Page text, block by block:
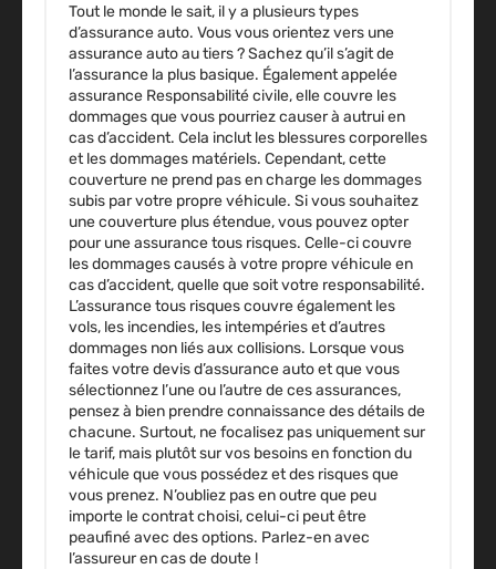
Tout le monde le sait, il y a plusieurs types
d’assurance auto. Vous vous orientez vers une
assurance auto au tiers ? Sachez qu’il s’agit de
l’assurance la plus basique. Également appelée
assurance Responsabilité civile, elle couvre les
dommages que vous pourriez causer à autrui en
cas d’accident. Cela inclut les blessures corporelles
et les dommages matériels. Cependant, cette
couverture ne prend pas en charge les dommages
subis par votre propre véhicule. Si vous souhaitez
une couverture plus étendue, vous pouvez opter
pour une assurance tous risques. Celle-ci couvre
les dommages causés à votre propre véhicule en
cas d’accident, quelle que soit votre responsabilité.
L’assurance tous risques couvre également les
vols, les incendies, les intempéries et d’autres
dommages non liés aux collisions. Lorsque vous
faites votre devis d’assurance auto et que vous
sélectionnez l’une ou l’autre de ces assurances,
pensez à bien prendre connaissance des détails de
chacune. Surtout, ne focalisez pas uniquement sur
le tarif, mais plutôt sur vos besoins en fonction du
véhicule que vous possédez et des risques que
vous prenez. N’oubliez pas en outre que peu
importe le contrat choisi, celui-ci peut être
peaufiné avec des options. Parlez-en avec
l’assureur en cas de doute !